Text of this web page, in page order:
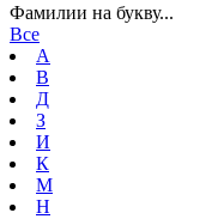
Фамилии на букву...
Все
А
В
Д
З
И
К
М
Н